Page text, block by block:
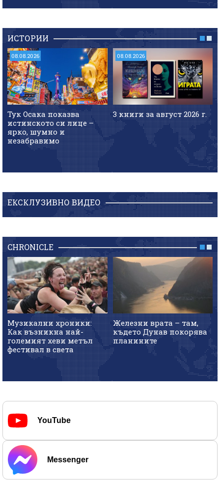
ИСТОРИИ
08.08.2026
Тук Осака показва
истинското си лице –
ярко, шумно и
незабравимо
08.08.2026
3 книги за август 2026 г.
ЕКСКЛУЗИВНО ВИДЕО
CHRONICLE
Музикални хроники:
Как възникна най-
големият хеви метъл
фестивал в света
Железни врата – там,
където Дунав покорява
планините
YouTube
Messenger